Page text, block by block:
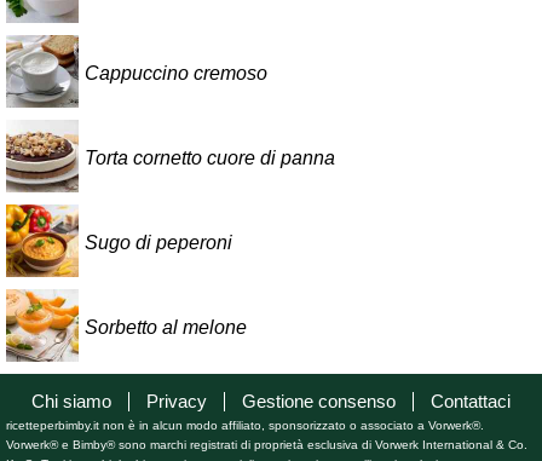
Cappuccino cremoso
Torta cornetto cuore di panna
Sugo di peperoni
Sorbetto al melone
Chi siamo Privacy Gestione consenso Contattaci
ricetteperbimby.it non è in alcun modo affiliato, sponsorizzato o associato a Vorwerk®.
Vorwerk® e Bimby® sono marchi registrati di proprietà esclusiva di Vorwerk International & Co.